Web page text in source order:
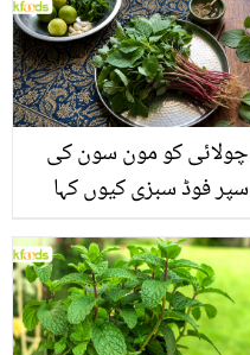
چولائی کو مون سون کی
سپر فوڈ سبزی کیوں کہا
منرلز اور اینٹی آکسیڈنٹس
سے بھرپور اس سبزی کے
فائدے